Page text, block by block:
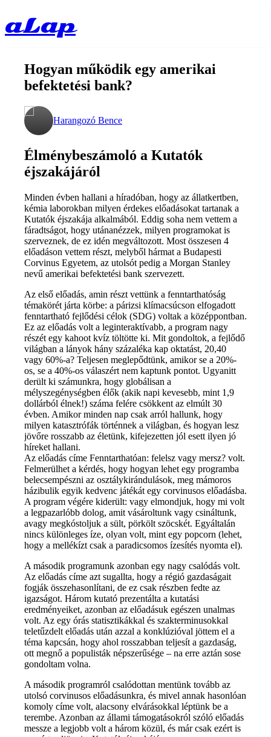
aLap
Hogyan működik egy amerikai
befektetési bank?
Harangozó Bence
Élménybeszámoló a Kutatók
éjszakájáról
Minden évben hallani a híradóban, hogy az állatkertben,
kémia laborokban milyen érdekes előadásokat tartanak a
Kutatók éjszakája alkalmából. Eddig soha nem vettem a
fáradtságot, hogy utánanézzek, milyen programokat is
szerveznek, de ez idén megváltozott. Most összesen 4
előadáson vettem részt, melyből hármat a Budapesti
Corvinus Egyetem, az utolsót pedig a Morgan Stanley
nevű amerikai befektetési bank szervezett.
Az első előadás, amin részt vettünk a fenntarthatóság
témakörét járta körbe: a párizsi klímacsúcson elfogadott
fenntartható fejlődési célok (SDG) voltak a középpontban.
Ez az előadás volt a leginteraktívabb, a program nagy
részét egy kahoot kvíz töltötte ki. Mit gondoltok, a fejlődő
világban a lányok hány százaléka kap oktatást, 20,40
vagy 60%-a? Teljesen meglepődtünk, amikor se a 20%-
os, se a 40%-os válaszért nem kaptunk pontot. Ugyanitt
derült ki számunkra, hogy globálisan a
mélyszegénységben élők (akik napi kevesebb, mint 1,9
dollárból élnek!) száma felére csökkent az elmúlt 30
évben. Amikor minden nap csak arról hallunk, hogy
milyen katasztrófák történnek a világban, és hogyan lesz
jövőre rosszabb az életünk, kifejezetten jól esett ilyen jó
híreket hallani.
Az előadás címe Fenntarthatóan: felelsz vagy mersz? volt.
Felmerülhet a kérdés, hogy hogyan lehet egy programba
belecsempészni az osztálykirándulások, meg mámoros
házibulik egyik kedvenc játékát egy corvinusos előadásba.
A program végére kiderült: vagy elmondjuk, hogy mi volt
a legpazarlóbb dolog, amit vásároltunk vagy csináltunk,
avagy megkóstoljuk a sült, pörkölt szöcskét. Egyáltalán
nincs különleges íze, olyan volt, mint egy popcorn (lehet,
hogy a mellékízt csak a paradicsomos ízesítés nyomta el).
A második programunk azonban egy nagy csalódás volt.
Az előadás címe azt sugallta, hogy a régió gazdaságait
fogják összehasonlítani, de ez csak részben fedte az
igazságot. Három kutató prezentálta a kutatási
eredményeiket, azonban az előadásuk egészen unalmas
volt. Az egy órás statisztikákkal és szakterminusokkal
teletűzdelt előadás után azzal a konklúzióval jöttem el a
téma kapcsán, hogy ahol rosszabban teljesít a gazdaság,
ott megnő a populisták népszerűsége – na erre aztán sose
gondoltam volna.
A második programról csalódottan mentünk tovább az
utolsó corvinusos előadásunkra, és mivel annak hasonlóan
komoly címe volt, alacsony elvárásokkal léptünk be a
terembe. Azonban az állami támogatásokról szóló előadás
messze a legjobb volt a három közül, és már csak ezért is